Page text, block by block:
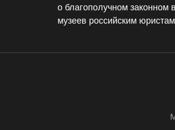
о благополучном законном
музеев российским